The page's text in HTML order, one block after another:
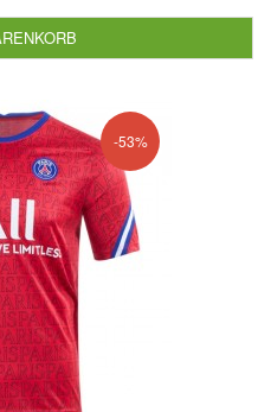
-53%